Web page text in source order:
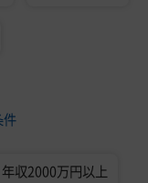
収2000万円以上